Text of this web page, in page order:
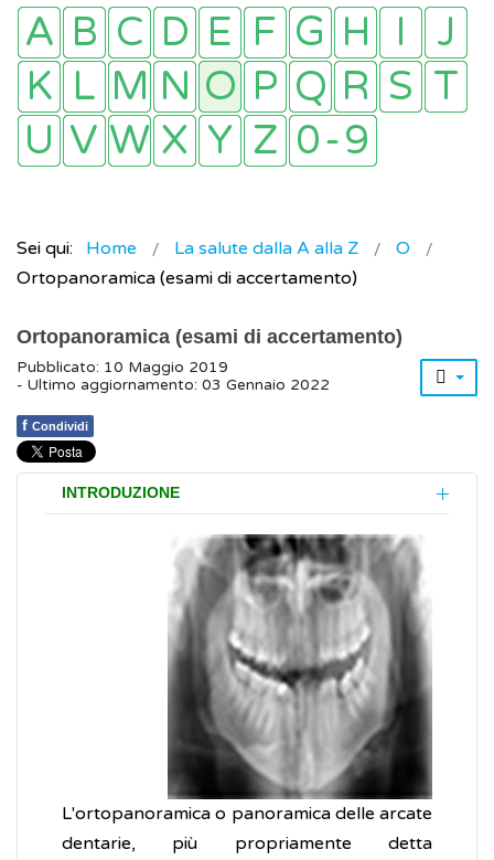
Sei qui: Home La salute dalla A alla Z
O
Ortopanoramica (esami di accertamento)
Ortopanoramica (esami di accertamento)
Pubblicato: 10 Maggio 2019
- Ultimo aggiornamento: 03 Gennaio 2022
f Condividi
INTRODUZIONE
L'ortopanoramica o panoramica delle arcate
dentarie, più propriamente detta